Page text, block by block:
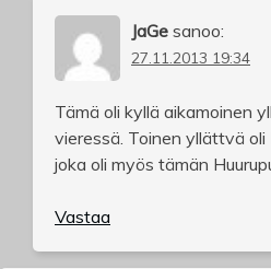
JaGe sanoo:
27.11.2013 19:34
Tämä oli kyllä aikamoinen
vieressä. Toinen yllättvä oli
joka oli myös tämän
Vastaa